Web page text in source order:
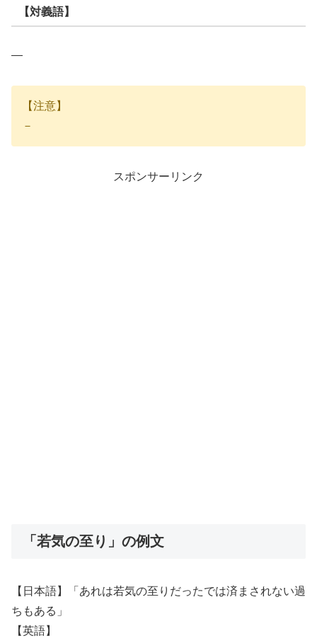
【対義語】
―
【注意】
－
スポンサーリンク
「若気の至り」の例文
【日本語】「あれは若気の至りだったでは済まされない過
ちもある」
【英語】